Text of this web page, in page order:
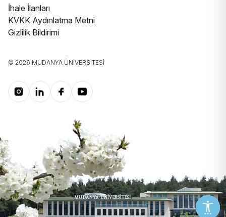
İhale İlanları
KVKK Aydınlatma Metni
Gizlilik Bildirimi
© 2026 MUDANYA ÜNIVERSITESI